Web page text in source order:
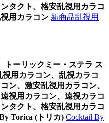
タクト、格安乱視用カラコ
用カラコン 新商品乱視用
トーリックミー・ステラ ス
用カラコン、乱視カラコ
ン、激安乱視用カラコン、
視用カラコン、遠視カラコ
タクト、格安乱視用カラコ
Torica (トリカ) Cocktail By